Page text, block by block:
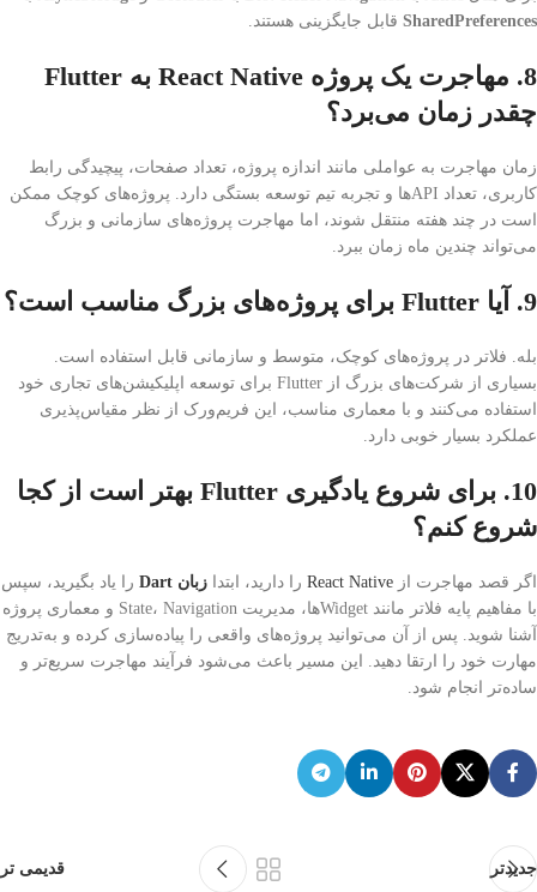
SharedPreferences قابل جایگزینی هستند.
8. مهاجرت یک پروژه React Native به Flutter
چقدر زمان می‌برد؟
زمان مهاجرت به عواملی مانند اندازه پروژه، تعداد صفحات، پیچیدگی رابط
کاربری، تعداد APIها و تجربه تیم توسعه بستگی دارد. پروژه‌های کوچک ممکن
است در چند هفته منتقل شوند، اما مهاجرت پروژه‌های سازمانی و بزرگ
می‌تواند چندین ماه زمان ببرد.
9. آیا Flutter برای پروژه‌های بزرگ مناسب است؟
بله. فلاتر در پروژه‌های کوچک، متوسط و سازمانی قابل استفاده است.
بسیاری از شرکت‌های بزرگ از Flutter برای توسعه اپلیکیشن‌های تجاری خود
استفاده می‌کنند و با معماری مناسب، این فریم‌ورک از نظر مقیاس‌پذیری
عملکرد بسیار خوبی دارد.
10. برای شروع یادگیری Flutter بهتر است از کجا
شروع کنم؟
اگر قصد مهاجرت از React Native را دارید، ابتدا زبان Dart
را یاد بگیرید، سپس
با مفاهیم پایه فلاتر مانند Widgetها، مدیریت State، Navigation و معماری پروژه
آشنا شوید. پس از آن می‌توانید پروژه‌های واقعی را پیاده‌سازی کرده و به‌تدریج
مهارت خود را ارتقا دهید. این مسیر باعث می‌شود فرآیند مهاجرت سریع‌تر و
ساده‌تر انجام شود.
جدیدتر قدیمی تر